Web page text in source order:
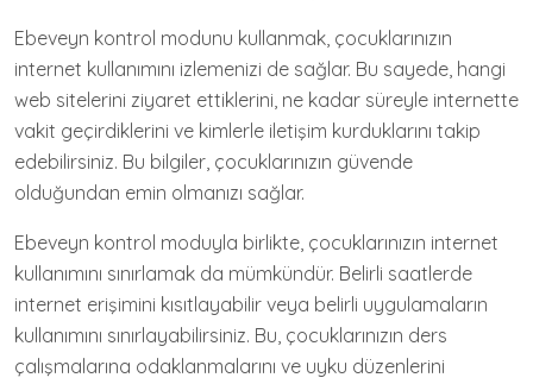
Ebeveyn kontrol modunu kullanmak, çocuklarınızın
internet kullanımını izlemenizi de sağlar. Bu sayede, hangi
web sitelerini ziyaret ettiklerini, ne kadar süreyle internette
vakit geçirdiklerini ve kimlerle iletişim kurduklarını takip
edebilirsiniz. Bu bilgiler, çocuklarınızın güvende
olduğundan emin olmanızı sağlar.
Ebeveyn kontrol moduyla birlikte, çocuklarınızın internet
kullanımını sınırlamak da mümkündür. Belirli saatlerde
internet erişimini kısıtlayabilir veya belirli uygulamaların
kullanımını sınırlayabilirsiniz. Bu, çocuklarınızın ders
çalışmalarına odaklanmalarını ve uyku düzenlerini